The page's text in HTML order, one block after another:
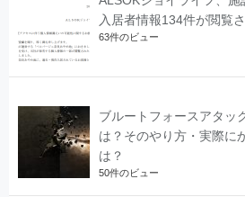
入居者情報134件が閲覧
63件のビュー
ブルートフォースアタッ
は？そのやり方・実際に
は？
50件のビュー